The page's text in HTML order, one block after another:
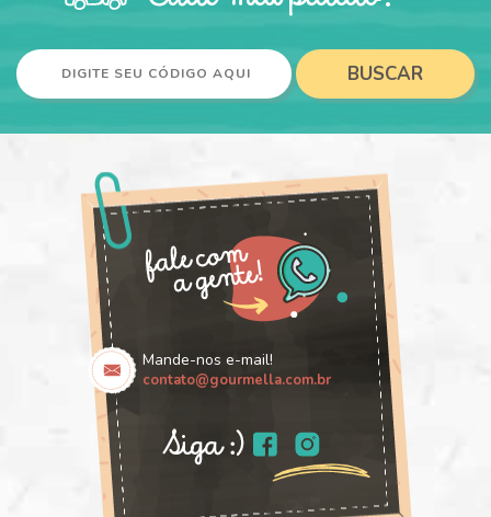
BUSCAR
Mande-nos e-mail!
contato@gourmella.com.br